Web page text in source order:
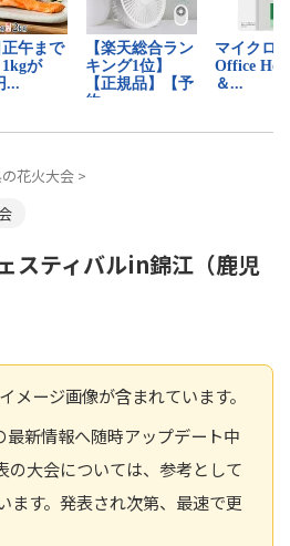
花火大会 >
スティバルin錦江（鹿児
ージ画像が含まれています。
新情報へ随時アップデート中
の大会については、参考として
ます。発表され次第、最速で更